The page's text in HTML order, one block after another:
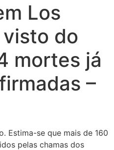
Los
do
mortes já
–
Estima-se que mais de 160
pelas chamas dos